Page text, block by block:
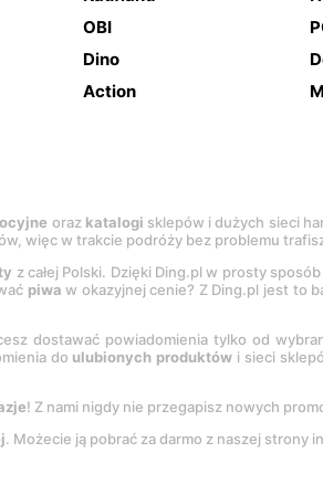
OBI
Dino
Action
oraz katalogi sklepów i dużych sieci
więc w trakcie podróży bez problemu
z całej Polski. Dzięki Ding.pl w prosty
piwa w okazyjnej cenie? Z Ding.pl jest to
dostawać powiadomienia tylko od
do ulubionych produktów i sieci
! Z nami nigdy nie przegapisz nowych
. Możecie ją pobrać za darmo z naszej strony